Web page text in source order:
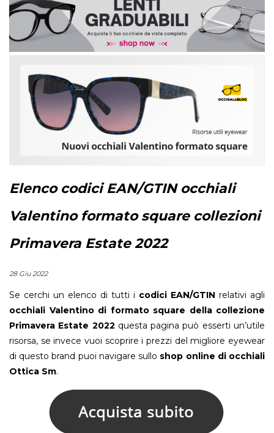
Elenco codici EAN/GTIN occhiali
Valentino formato square collezioni
Primavera Estate 2022
28 Giu 2022
Se cerchi un elenco di tutti i codici EAN/GTIN relativi agli
occhiali Valentino di formato square della collezione
Primavera Estate 2022 questa pagina può esserti un’utile
risorsa, se invece vuoi scoprire i prezzi del migliore eyewear
di questo brand puoi navigare sullo shop online di occhiali
Ottica Sm.